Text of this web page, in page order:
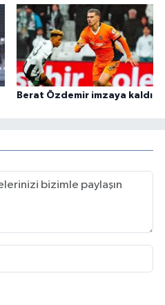
Berat Özdemir imzaya kaldı